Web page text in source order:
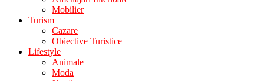
Mobilier
Turism
Cazare
Obiective Turistice
Lifestyle
Animale
Moda